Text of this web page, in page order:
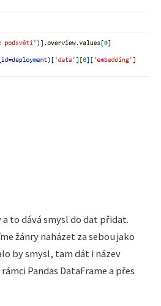
a to dává smysl do dat přidat.
žánry naházet za sebou jako
by smysl, tam dát i název
Pandas DataFrame a přes